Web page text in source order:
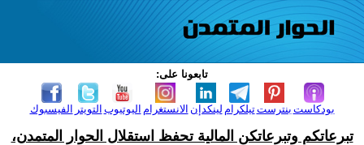
تابعونا على:
الفيسبوك التويتر اليوتيوب الانستغرام لينكدإن تيلكرامبنترست بودكاست
تبرعاتكم وتبرعاتكن المالية تحفظ استقلال الحوار المتمدن،